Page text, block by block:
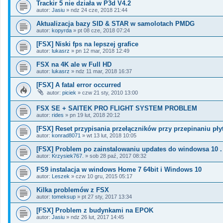
Trackir 5 nie działa w P3d V4.2
autor: Jasiu » ndz 24 cze, 2018 21:44
Aktualizacja bazy SID & STAR w samolotach PMDG
autor: kopyrda » pt 08 cze, 2018 07:24
[FSX] Niski fps na lepszej grafice
autor: lukasrz » pn 12 mar, 2018 12:49
FSX na 4K ale w Full HD
autor: lukasrz » ndz 11 mar, 2018 16:37
[FSX] A fatal error occurred
autor: piciek » czw 21 sty, 2010 13:00
FSX SE + SAITEK PRO FLIGHT SYSTEM PROBLEM
autor: rides » pn 19 lut, 2018 20:12
[FSX] Reset przypisania przełączników przy przepinaniu
autor: konrad8071 » wt 13 lut, 2018 10:05
[FSX] Problem po zainstalowaniu updates do windowsa 10 .
autor: Krzysiek767. » sob 28 paź, 2017 08:32
FS9 instalacja w windows Home 7 64bit i Windows 10
autor: Leszek » czw 10 gru, 2015 05:17
Kilka problemów z FSX
autor: tomeksup » pt 27 sty, 2017 13:34
[FSX] Problem z budynkami na EPOK
autor: Jasiu » ndz 26 lut, 2017 14:45